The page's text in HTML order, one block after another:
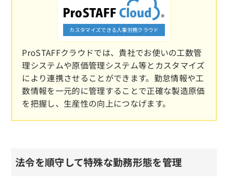
カスタマイズできる人事労務クラウド
ProSTAFFクラウドでは、貴社でお使いの工数管
理システムや原価管理システム等とカスタマイズ
により連携させることができます。勤怠情報や工
数情報を一元的に管理することで正確な製造原価
を把握し、生産性の向上につなげます。
法令を順守して特殊な勤務形態を管理